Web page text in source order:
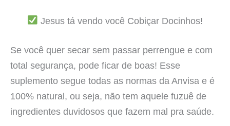
Jesus tá vendo você Cobiçar Docinhos!
Se você quer secar sem passar perrengue e com
total segurança, pode ficar de boas! Esse
suplemento segue todas as normas da Anvisa e é
100% natural, ou seja, não tem aquele fuzuê de
ingredientes duvidosos que fazem mal pra saúde.